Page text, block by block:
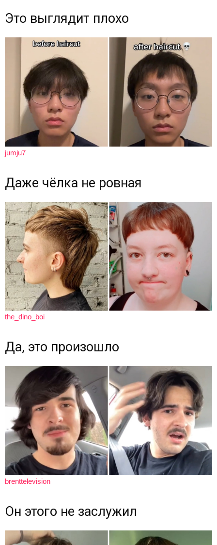
Это выглядит плохо
jumju7
Даже чёлка не ровная
the_dino_boi
Да, это произошло
brenttelevision
Он этого не заслужил